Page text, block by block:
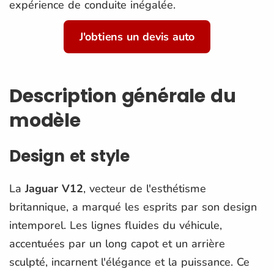
expérience de conduite inégalée.
J'obtiens un devis auto
Description générale du
modèle
Design et style
LaJaguar V12, vecteur de l'esthétisme
britannique, a marqué les esprits par son design
intemporel. Les lignes fluides du véhicule,
accentuées par un long capot et un arrière
sculpté, incarnent l'élégance et la puissance. Ce